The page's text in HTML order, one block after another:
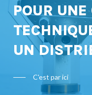
POUR
UN
C'est par ici